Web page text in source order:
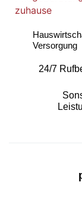
Versorgung
24/7